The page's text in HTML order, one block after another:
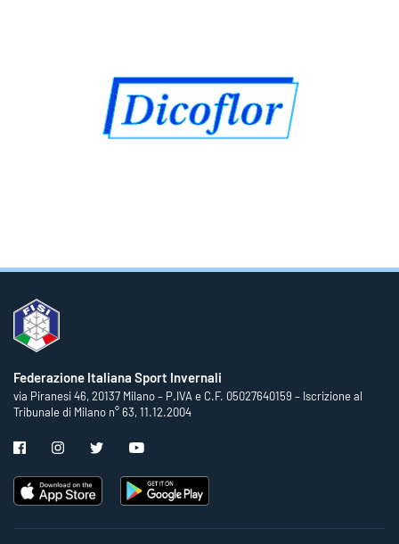
Federazione Italiana Sport Invernali
via Piranesi 46, 20137 Milano – P.IVA e C.F. 05027640159 – Iscrizione al
Tribunale di Milano n° 63, 11.12.2004